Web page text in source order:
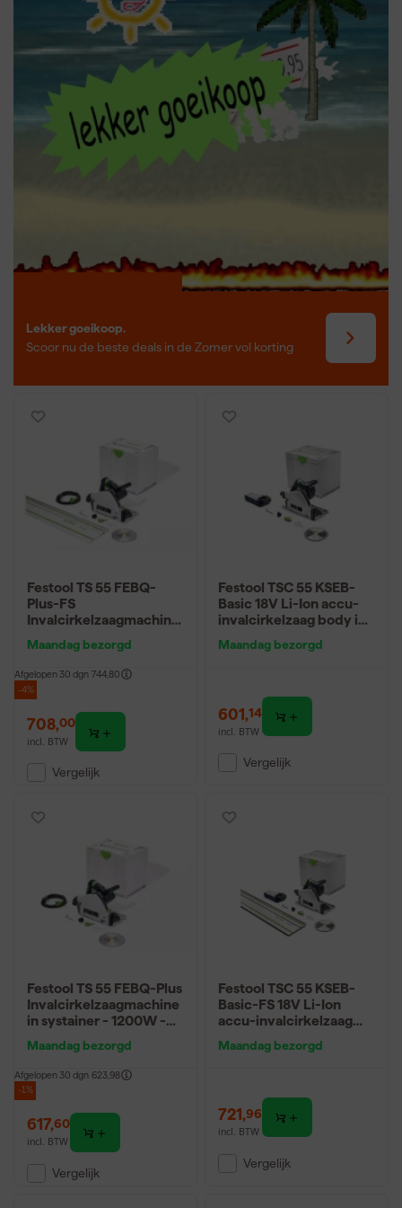
Houd ook rekening met extra functies zoals stofafzuiging,
geleiderailsystemen en variabele zaaghoekinstellingen. Pas tot
slot de instellingen correct aan voor jouw klus om optimale
prestaties te behalen. Zo haal je het maximale uit je Festool
invalzaag, of het nu gaat om een aanbieding Festool invalzaag TS
55, een compacte Festool accu invalzaag of een volledig uitgerust
model met geleiderail. Festool staat garant voor precisie,
Lekker goeikoop.
Scoor nu de beste deals in de Zomer vol korting
Festool TS 55 FEBQ-
Plus-FS
Invalcirkelzaagmachine
systainer - 1200W -
160mm
Maandag bezorgd
Afgelopen 30 dgn 744,80
-4%
708,00
incl. BTW
Vergelijk
Festool TSC 55 KSEB-
Basic 18V Li-Ion accu-
invalcirkelzaag body in
Maandag bezorgd
601,14
incl. BTW
Vergelijk
Festool TS 55 FEBQ-Plus
Invalcirkelzaagmachine
in systainer - 1200W -
Maandag bezorgd
Afgelopen 30 dgn 623,98
-1%
617,60
incl. BTW
Vergelijk
Festool TSC 55 KSEB-
Basic-FS 18V Li-Ion
accu-invalcirkelzaag
160mm - Incl.
Maandag bezorgd
721,96
incl. BTW
Vergelijk